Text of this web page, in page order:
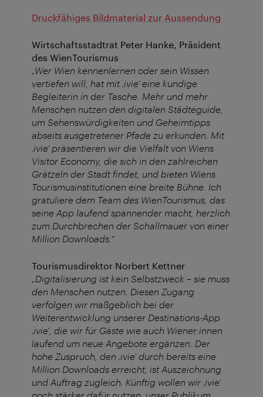
Druckfähiges Bildmaterial zur Aussendung
Wirtschaftsstadtrat Peter Hanke, Präsident
des WienTourismus
„Wer Wien kennenlernen oder sein Wissen
vertiefen will, hat mit ‚ivie‘ eine kundige
Begleiterin in der Tasche. Mehr und mehr
Menschen nutzen den digitalen Städteguide,
um Sehenswürdigkeiten und Geheimtipps
abseits ausgetretener Pfade zu erkunden. Mit
‚ivie‘ präsentieren wir die Vielfalt von Wiens
Visitor Economy, die sich in den zahlreichen
Grätzeln der Stadt findet, und bieten Wiens
Tourismusinstitutionen eine breite Bühne. Ich
gratuliere dem Team des WienTourismus, das
seine App laufend spannender macht, herzlich
zum Durchbrechen der Schallmauer von einer
Million Downloads.“
Tourismusdirektor Norbert Kettner
„Digitalisierung ist kein Selbstzweck – sie muss
den Menschen nutzen. Diesen Zugang
verfolgen wir maßgeblich bei der
Weiterentwicklung unserer Destinations-App
‚ivie‘, die wir für Gäste wie auch Wiener:innen
laufend um neue Angebote ergänzen. Der
hohe Zuspruch, den ‚ivie‘ durch bereits eine
Million Downloads erreicht, ist Auszeichnung
und Auftrag zugleich. Künftig wollen wir ‚ivie‘